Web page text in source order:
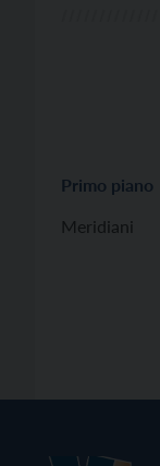
Primo piano
Meridiani